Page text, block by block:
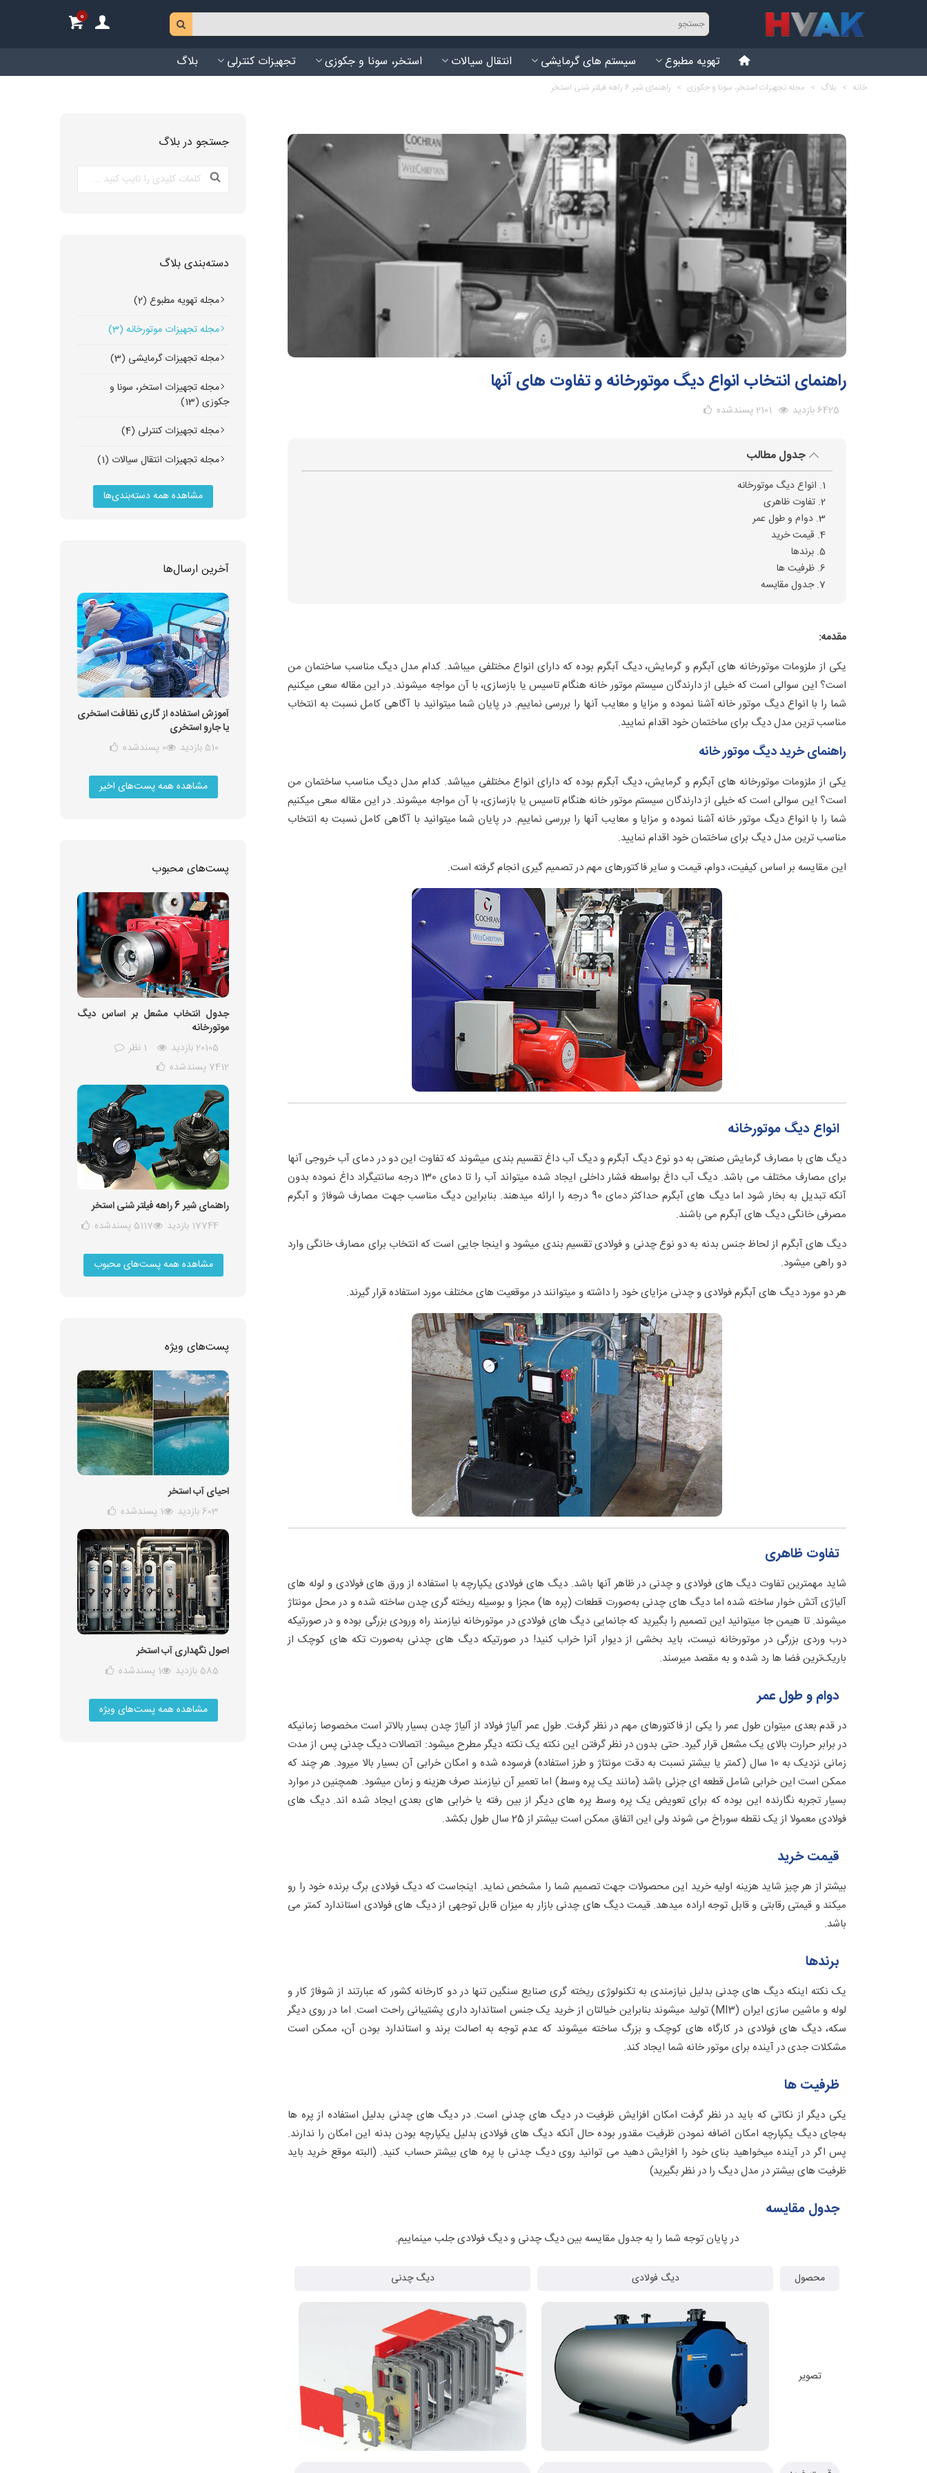
0
تهویه مطبوع سیستم های گرمایشی انتقال سیالات استخر، سونا و جکوزی تجهیزات کنترلی بلاگ
خانه > بلاگ > مجله تجهیزات استخر، سونا و جکوزی > راهنمای شیر 6 راهه فیلتر شنی استخر
راهنمای انتخاب انواع دیگ موتورخانه و تفاوت های آنها
6425 بازدید 2101 پسندشده
جدول مطالب
1. انواع دیگ موتورخانه
2. تفاوت ظاهری
3. دوام و طول عمر
4. قیمت خرید
5. برندها
6. ظرفیت ها
7. جدول مقایسه
مقدمه:
یکی از ملزومات موتورخانه های آبگرم و گرمایش، دیگ آبگرم بوده که دارای انواع مختلفی میباشد. کدام مدل دیگ مناسب ساختمان من
است؟ این سوالی است که خیلی از دارندگان سیستم موتور خانه هنگام تاسیس یا بازسازی، با آن مواجه میشوند. در این مقاله سعی میکنیم
شما را با انواع دیگ موتور خانه آشنا نموده و مزایا و معایب آنها را بررسی نماییم. در پایان شما میتوانید با آگاهی کامل نسبت به انتخاب
مناسب ترین مدل دیگ برای ساختمان خود اقدام نمایید.
راهنمای خرید دیگ موتور خانه
یکی از ملزومات موتورخانه های آبگرم و گرمایش، دیگ آبگرم بوده که دارای انواع مختلفی میباشد. کدام مدل دیگ مناسب ساختمان من
است؟ این سوالی است که خیلی از دارندگان سیستم موتور خانه هنگام تاسیس یا بازسازی، با آن مواجه میشوند. در این مقاله سعی میکنیم
شما را با انواع دیگ موتور خانه آشنا نموده و مزایا و معایب آنها را بررسی نماییم. در پایان شما میتوانید با آگاهی کامل نسبت به انتخاب
مناسب ترین مدل دیگ برای ساختمان خود اقدام نمایید.
این مقایسه بر اساس کیفیت، دوام، قیمت و سایر فاکتورهای مهم در تصمیم گیری انجام گرفته است.
انواع دیگ موتورخانه
دیگ های با مصارف گرمایش صنعتی به دو نوع دیگ آبگرم و دیگ آب داغ تقسیم بندی میشوند که تفاوت این دو در دمای آب خروجی آنها
برای مصارف مختلف می باشد. دیگ آب داغ بواسطه فشار داخلی ایجاد شده میتواند آب را تا دمای 130 درجه سانتیگراد داغ نموده بدون
آنکه تبدیل به بخار شود اما دیگ های آبگرم حداکثر دمای 90 درجه را ارائه میدهند. بنابراین دیگ مناسب جهت مصارف شوفاژ و آبگرم
مصرفی خانگی دیگ های آبگرم می باشند.
دیگ های آبگرم از لحاظ جنس بدنه به دو نوع چدنی و فولادی تقسیم بندی میشود و اینجا جایی است که انتخاب برای مصارف خانگی وارد
دو راهی میشود.
هر دو مورد دیگ های آبگرم فولادی و چدنی مزایای خود را داشته و میتوانند در موقعیت های مختلف مورد استفاده قرار گیرند.
تفاوت ظاهری
شاید مهمترین تفاوت دیگ های فولادی و چدنی در ظاهر آنها باشد. دیگ های فولادی یکپارچه با استفاده از ورق های فولادی و لوله های
آلیاژی آتش خوار ساخته شده اما دیگ های چدنی به‌صورت قطعات (پره ها) مجزا و بوسیله ریخته گری چدن ساخته شده و در محل مونتاژ
میشوند. تا هیمن جا میتوانید این تصمیم را بگیرید که جانمایی دیگ های فولادی در موتورخانه نیازمند راه ورودی بزرگی بوده و در صورتیکه
درب وردی بزرگی در موتورخانه نیست، باید بخشی از دیوار آنرا خراب کنید! در صورتیکه دیگ های چدنی به‌صورت تکه های کوچک از
باریک‌ترین فضا ها رد شده و به مقصد میرسند.
دوام و طول عمر
در قدم بعدی میتوان طول عمر را یکی از فاکتورهای مهم در نظر گرفت. طول عمر آلیاژ فولاد از آلیاژ چدن بسیار بالاتر است مخصوصا زمانیکه
در برابر حرارت بالای یک مشعل قرار گیرد. حتی بدون در نظر گرفتن این نکته یک نکته دیگر مطرح میشود: اتصالات دیگ چدنی پس از مدت
زمانی نزدیک به 10 سال (کمتر یا بیشتر نسبت به دقت مونتاژ و طرز استفاده) فرسوده شده و امکان خرابی آن بسیار بالا میرود. هر چند که
ممکن است این خرابی شامل قطعه ای جزئی باشد (مانند یک پره وسط) اما تعمیر آن نیازمند صرف هزینه و زمان میشود. همچنین در موارد
بسیار تجربه نگارنده این بوده که برای تعویض یک پره وسط پره های دیگر از بین رفته یا خرابی های بعدی ایجاد شده اند. دیگ های
فولادی معمولا از یک نقطه سوراخ می شوند ولی این اتفاق ممکن است بیشتر از 25 سال طول بکشد.
قیمت خرید
بیشتر از هر چیز شاید هزینه اولیه خرید این محصولات جهت تصمیم شما را مشخص نماید. اینجاست که دیگ فولادی برگ برنده خود را رو
میکند و قیمتی رقابتی و قابل توجه اراده میدهد. قیمت دیگ های چدنی بازار به میزان قابل توجهی از دیگ های فولادی استاندارد کمتر می
باشد.
برندها
یک نکته اینکه دیگ های چدنی بدلیل نیازمندی به تکنولوژی ریخته گری صنایع سنگین تنها در دو کارخانه کشور که عبارتند از شوفاژ کار و
لوله و ماشین سازی ایران (MI3) تولید میشوند بنابراین خیالتان از خرید یک جنس استاندارد داری پشتیبانی راحت است. اما در روی دیگر
سکه، دیگ های فولادی در کارگاه های کوچک و بزرگ ساخته میشوند که عدم توجه به اصالت برند و استاندارد بودن آن، ممکن است
مشکلات جدی در آینده برای موتور خانه شما ایجاد کند.
ظرفیت ها
یکی دیگر از نکاتی که باید در نظر گرفت امکان افزایش ظرفیت در دیگ های چدنی است. در دیگ های چدنی بدلیل استفاده از پره ها
به‌جای دیگ یکپارچه امکان اضافه نمودن ظرفیت مقدور بوده حال آنکه دیگ های فولادی بدلیل یکپارچه بودن بدنه این امکان را ندارند.
پس اگر در آینده میخواهید بنای خود را افزایش دهید می توانید روی دیگ چدنی با پره های بیشتر حساب کنید. (البته موقع خرید باید
ظرفیت های بیشتر در مدل دیگ را در نظر بگیرید)
جدول مقایسه
در پایان توجه شما را به جدول مقایسه بین دیگ چدنی و دیگ فولادی جلب مینماییم.
محصول دیگ فولادی دیگ چدنی
تصویر
جستجو در بلاگ
دسته‌بندی بلاگ
مجله تهویه مطبوع (2)
مجله تجهیزات موتورخانه (3)
مجله تجهیزات گرمایشی (3)
مجله تجهیزات استخر، سونا و
جکوزی (13)
مجله تجهیزات کنترلی (4)
مجله تجهیزات انتقال سیالات (1)
مشاهده همه دسته‌بندی‌ها
آخرین ارسال‌ها
آموزش استفاده از گاری نظافت استخری
یا جارو استخری
510 بازدید
0 پسندشده
مشاهده همه پست‌های اخیر
پست‌های محبوب
جدول انتخاب مشعل بر اساس دیگ
موتورخانه
20105 بازدید
1 نظر
7412 پسندشده
راهنمای شیر 6 راهه فیلتر شنی استخر
17744 بازدید
5117 پسندشده
مشاهده همه پست‌های محبوب
پست‌های ویژه
احیای آب استخر
603 بازدید
1 پسندشده
اصول نگهداری آب استخر
585 بازدید
1 پسندشده
مشاهده همه پست‌های ویژه